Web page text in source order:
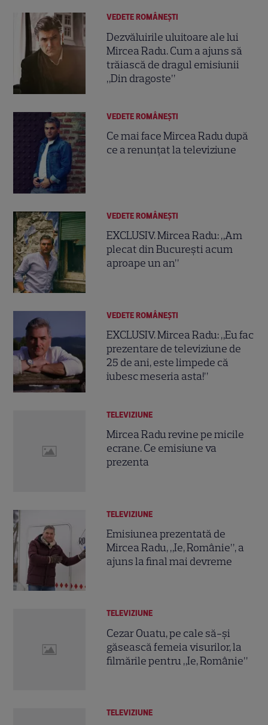
VEDETE ROMÂNEŞTI
Dezvăluirile uluitoare ale lui
Mircea Radu. Cum a ajuns să
trăiască de dragul emisiunii
„Din dragoste”
VEDETE ROMÂNEŞTI
Ce mai face Mircea Radu după
ce a renunțat la televiziune
VEDETE ROMÂNEŞTI
EXCLUSIV. Mircea Radu: „Am
plecat din București acum
aproape un an”
VEDETE ROMÂNEŞTI
EXCLUSIV. Mircea Radu: „Eu fac
prezentare de televiziune de
25 de ani, este limpede că
iubesc meseria asta!”
TELEVIZIUNE
Mircea Radu revine pe micile
ecrane. Ce emisiune va
prezenta
TELEVIZIUNE
Emisiunea prezentată de
Mircea Radu, „Ie, Românie”, a
ajuns la final mai devreme
TELEVIZIUNE
Cezar Ouatu, pe cale să-și
găsească femeia visurilor, la
filmările pentru „Ie, Românie”
TELEVIZIUNE